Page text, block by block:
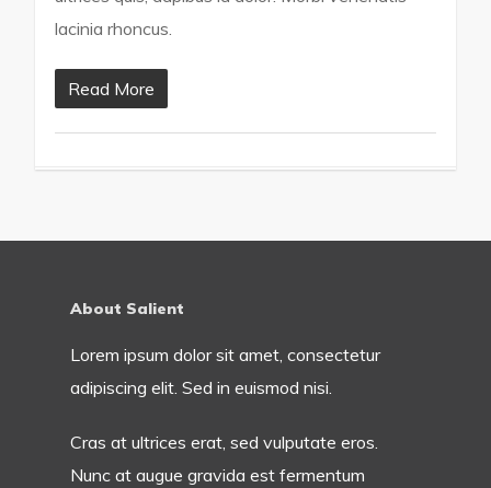
lacinia rhoncus.
Read More
About Salient
Lorem ipsum dolor sit amet, consectetur
adipiscing elit. Sed in euismod nisi.
Cras at ultrices erat, sed vulputate eros.
Nunc at augue gravida est fermentum